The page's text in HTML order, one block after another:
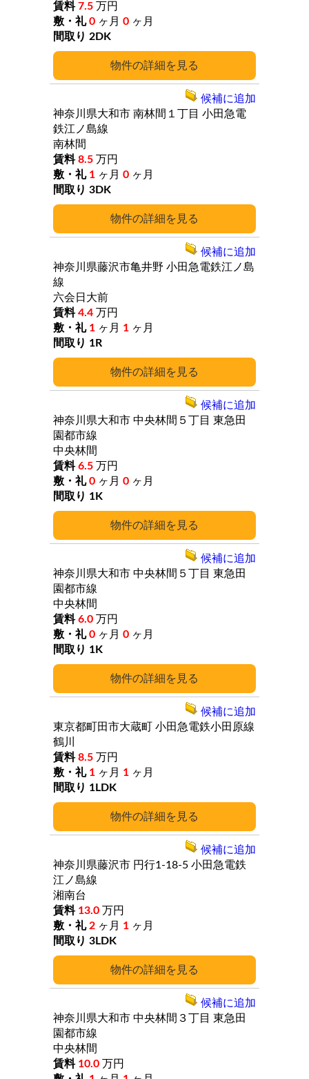
詳細
7.5 万円
0 ヶ月 0 ヶ月
2DK
詳細
神奈川県大和市 南林間１丁目 小田急電
鉄江ノ島線
南林間
8.5 万円
1 ヶ月 0 ヶ月
3DK
候補に追加
詳細
神奈川県藤沢市亀井野 小田急電鉄江ノ島
線
六会日大前
4.4 万円
1 ヶ月 1 ヶ月
1R
候補に追加
詳細
神奈川県大和市 中央林間５丁目 東急田
園都市線
中央林間
6.5 万円
0 ヶ月 0 ヶ月
1K
候補に追加
詳細
神奈川県大和市 中央林間５丁目 東急田
園都市線
中央林間
6.0 万円
0 ヶ月 0 ヶ月
1K
候補に追加
詳細
東京都町田市大蔵町 小田急電鉄小田原線
鶴川
8.5 万円
1 ヶ月 1 ヶ月
1LDK
候補に追加
詳細
神奈川県藤沢市 円行1-18-5 小田急電鉄
江ノ島線
湘南台
13.0 万円
2 ヶ月 1 ヶ月
3LDK
候補に追加
神奈川県大和市 中央林間３丁目 東急田
園都市線
中央林間
10.0 万円
候補に追加